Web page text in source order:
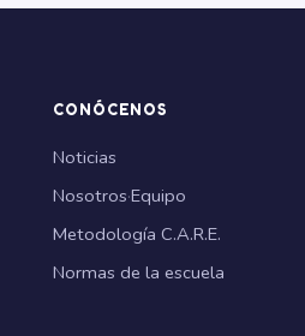
CONÓCENOS
Noticias
Nosotros·Equipo
Metodología C.A.R.E.
Normas de la escuela